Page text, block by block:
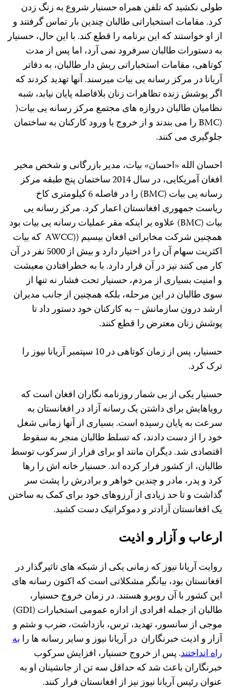
طولی نکشید که تلفن همراه حسنیار شروع به زنگ زدن
کرد. مقامات استخباراتی طالبان چندین بار تماس گرفتند و
از او خواستند که این برنامه را قطع کند. با این حال، حسنیار
به دستورات طالبان سرفرود نمی آرد، اما پس از مدت
کوتاهی، مقامات استخباراتی ریش دار طالبان، به دفاتر
آریانا در مرکز رسانه یی بیات میرسند. آنها تهدید کردند که
اگر پوشش زنده تظاهرات زنان بلافاصله پایان نیابد، شبه
نظامیان طالبان دروازه های مجتمع مرکز رسانه یی بیات(
(BMC را می بندند و از خروج یا ورود کارکنان به ساختمان
جلوگیری می کنند.
احسان الله «احسان» بیات، مدیر بازرگانی و شخص مخیر
افغان آمریکایی، در سال 2014 ساختمان پنج طبقه مرکز
رسانه یی بیات (BMC) را در فاصله 6 کیلومتری کاخ
ریاست جمهوری افغانستان اعمار کرد. مرکز رسانه یی
بیات (BMC) علاوه بر اینکه مقر عملیات رسانه یی بیات بود
همچنین شرکت مخابراتی افغان بیسیم ((AWCC که بیات
اکثریت سهام آن را در اختیار دارد و بیش از 5000 نفر در آن
کار می کنند نیز در آن قرار دارد. با به خطرافتادن معیشت
و امنیت بسیاری از مردم، حسنیار تحت فشار نه تنها از
سوی طالبان در این مرحله، بلکه همچنین از جانب مدیران
ارشد درون سازمانش – به کارکنان خود دستور داد تا
پوشش زنان معترض را قطع کنند.
حسنیار، پس از زمان کوتاهی در 10 سپتمبر آریانا نیوز را
ترک کرد.
حسنیار یکی از بی شمار روزنامه نگاران افغان است که
رویاهایش برای داشتن یک رسانه آزاد در افغانستان به
سرعت به پایان رسیده است. بسیاری از آنها زمانی شغل
خود را از دست دادند، که تسلط طالبان منجر به سقوط
اقتصادی شد. دیگران مانند او برای فرار از سرکوب توسط
طالبان، از کشور فرار کرده اند. حسنیار خانه اش را رها
کرد و پدر، مادر و چندین خواهر و برادرش را پشت سر
گذاشت و تا حد زیادی از آرزوهای خود برای کمک به ساختن
یک افغانستان آزادتر و دموکراتیک دست کشید.
ارعاب و آزار و اذیت
روایت آریانا نیوز که زمانی یکی از شبکه های تاثیرگذار در
افغانستان بود، بیانگر مشکلاتی است که اکنون رسانه های
این کشور با آن روبرو هستند. در زمان خروج حسنیار،
طالبان از جمله افرادی از اداره عمومی استخبارات (GDI)
موجی از سانسور، تهدید، ترس، بازداشت، ضرب و شتم و
آزار و اذیت خبرنگاران در آریانا نیوز و سایر رسانه ها را به
راه انداختند. پس از خروج حسنیار، افزایش سرکوب
خبرنگاران باعث شد که حداقل سه تن از جانشینان او به
عنوان رئیس آریانا نیوز نیز از افغانستان فرار کنند.